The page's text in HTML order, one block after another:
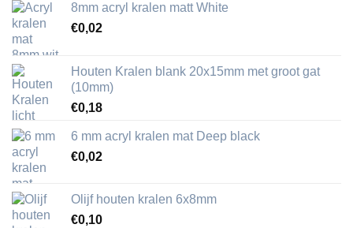
8mm acryl kralen matt White
€0,02
Houten Kralen blank 20x15mm met groot gat
(10mm)
€0,18
6 mm acryl kralen mat Deep black
€0,02
Olijf houten kralen 6x8mm
€0,10